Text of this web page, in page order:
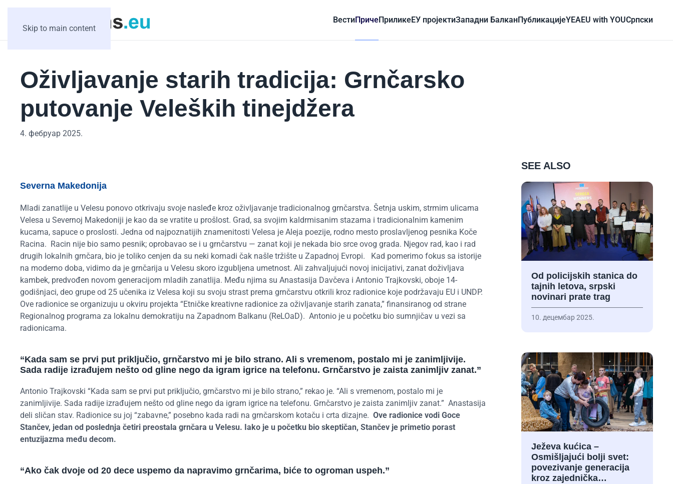
Skip to main content
ВестиПричеПриликеЕУ пројектиЗападни БалканПубликацијеYEAEU with YOUCрпски
Oživljavanje starih tradicija: Grnčarsko
putovanje Veleških tinejdžera
4. фебруар 2025.
Severna Makedonija
Mladi zanatlije u Velesu ponovo otkrivaju svoje nasleđe kroz oživljavanje tradicionalnog grnčarstva. Šetnja uskim, strmim ulicama
Velesa u Severnoj Makedoniji je kao da se vratite u prošlost. Grad, sa svojim kaldrmisanim stazama i tradicionalnim kamenim
kucama, sapuce o proslosti. Jedna od najpoznatijih znamenitosti Velesa je Aleja poezije, rodno mesto proslavljenog pesnika Koče
Racina. Racin nije bio samo pesnik; oprobavao se i u grnčarstvu — zanat koji je nekada bio srce ovog grada. Njegov rad, kao i rad
drugih lokalnih grnčara, bio je toliko cenjen da su neki komadi čak našle tržište u Zapadnoj Evropi.
Kad pomerimo fokus sa istorije
na moderno doba, vidimo da je grnčarija u Velesu skoro izgubljena umetnost. Ali zahvaljujući novoj inicijativi, zanat doživljava
kambek, predvođen novom generacijom mladih zanatlija. Među njima su Anastasija Davčeva i Antonio Trajkovski, oboje 14-
godišnjaci, deo grupe od 25 učenika iz Velesa koji su svoju strast prema grnčarstvu otkrili kroz radionice koje podržavaju EU i UNDP.
Ove radionice se organizuju u okviru projekta “Etničke kreativne radionice za oživljavanje starih zanata,” finansiranog od strane
Regionalnog programa za lokalnu demokratiju na Zapadnom Balkanu (ReLOaD). Antonio je u početku bio sumnjičav u vezi sa
radionicama.
“Kada sam se prvi put priključio, grnčarstvo mi je bilo strano. Ali s vremenom, postalo mi je zanimljivije.
Sada radije izrađujem nešto od gline nego da igram igrice na telefonu. Grnčarstvo je zaista zanimljiv zanat.”
Antonio Trajkovski “Kada sam se prvi put priključio, grnčarstvo mi je bilo strano,” rekao je. “Ali s vremenom, postalo mi je
zanimljivije. Sada radije izrađujem nešto od gline nego da igram igrice na telefonu. Grnčarstvo je zaista zanimljiv zanat.” Anastasija
deli sličan stav. Radionice su joj “zabavne,” posebno kada radi na grnčarskom kotaču i crta dizajne. Ove radionice vodi Goce
Stančev, jedan od poslednja četiri preostala grnčara u Velesu. Iako je u početku bio skeptičan, Stančev je primetio porast
entuzijazma među decom.
“Ako čak dvoje od 20 dece uspemo da napravimo grnčarima, biće to ogroman uspeh.”
SEE ALSO
Od policijskih stanica do
tajnih letova, srpski
novinari prate trag
10. децембар 2025.
Ježeva kućica –
Osmišljajući bolji svet:
povezivanje generacija
kroz zajednička…